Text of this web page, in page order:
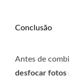
Conclusão
Antes de
desfocar fotos